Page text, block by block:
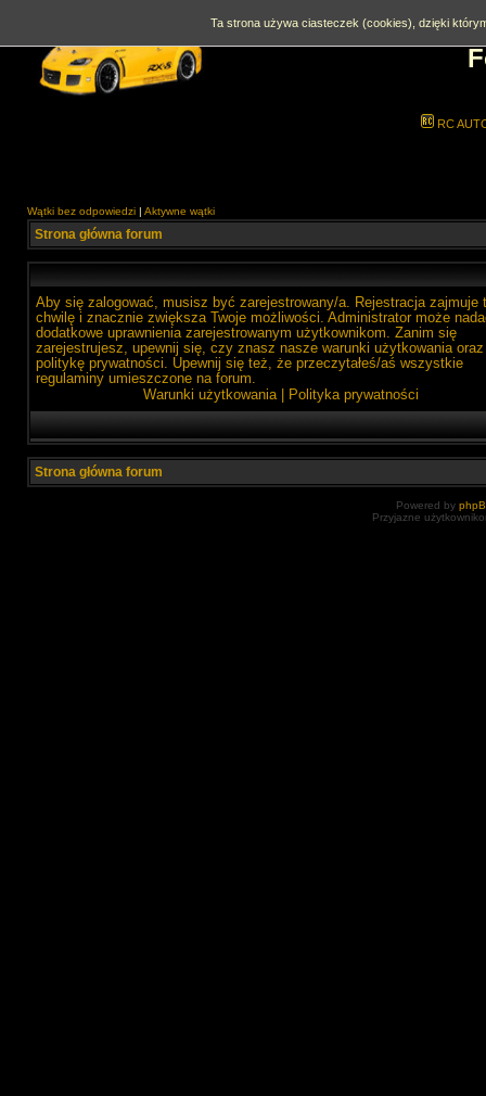
RC
Wątki bez odpowiedzi | Aktywne wątki
Strona główna forum
Aby się zalogować, musisz być zarejestrowany/a. Rejestracja zajmuje
chwilę i znacznie zwiększa Twoje możliwości. Administrator może
dodatkowe uprawnienia zarejestrowanym użytkownikom. Zanim się
zarejestrujesz, upewnij się, czy znasz nasze warunki użytkowania oraz
politykę prywatności. Upewnij się też, że przeczytałeś/aś wszystkie
regulaminy umieszczone na forum.
Warunki użytkowania| Polityka prywatności
Strona główna forum
Powered by
Przyjazne
Ta strona używa ciasteczek (cookies), dzięki